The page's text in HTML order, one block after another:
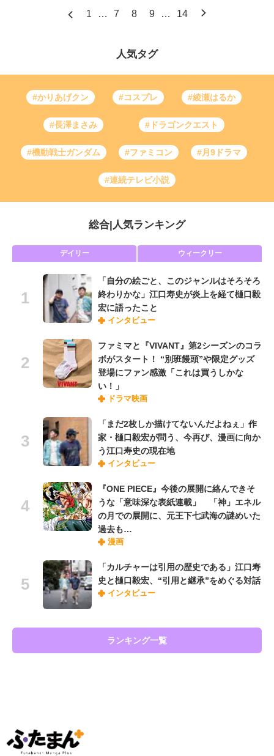
1 … 7 8 9 … 14
人気タグ
#かりあげクン #コスプレ #綾瀬はるか
#長澤まさみ #ドラゴンクエスト
#機動戦士ガンダム #ファミコン #月9ドラマ
#連続テレビ小説
総合 人気ランキング
デイリー ウィークリー
「自分の絵ごと、このジャンルはそろそろ
終わりかな」江口寿史が炎上を経て樋口毅
宏に語ったこと
インタビュー
ファミマと『VIVANT』第2シーズンのコラ
ボがスタート！ “別班饅頭”や限定グッズ
登場にファン感激「これは買うしかな
い！」
ドラマ映画
「まだ2枚しか描けてないんだよねぇ」作
家・樋口毅宏が問う、今再び、漫画に向か
う江口寿史の現在地
インタビュー
『ONE PIECE』今後の展開に絡んできそ
うな「意味深な表紙連載」 「神」エネル
の月での展開に、元王下七武海の謎めいた
過去も…
漫画
「カルチャーは引用の歴史である」江口寿
史と樋口毅宏、“引用と継承”をめぐる対話
インタビュー
ランキング一覧